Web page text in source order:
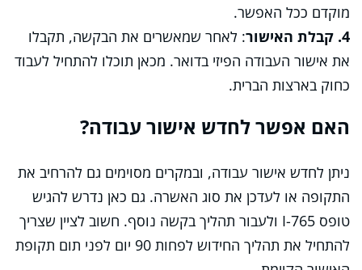
מוקדם ככל האפשר.
4. קבלת האישור
: לאחר שמאשרים את הבקשה, תקבלו
את אישור העבודה הפיזי בדואר. מכאן תוכלו להתחיל לעבוד
כחוק בארצות הברית.
האם אפשר לחדש אישור עבודה?
ניתן לחדש אישור עבודה, ובמקרים מסוימים גם להרחיב את
התקופה או לעדכן את סוג האשרה. גם כאן נדרש להגיש
טופס I-765 ולעבור תהליך בקשה נוסף. חשוב לציין שצריך
להתחיל את תהליך החידוש לפחות 90 יום לפני תום תקופת